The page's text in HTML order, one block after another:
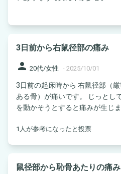
3日前から右鼠径部の痛み
person 20代/女性 - 2025/10/01
3日前の起床時から 右鼠径部（
ある骨）が痛いです。 じっとし
を動かそうとすると痛みが生じま
1人が参考になったと投票
鼠径部から恥骨あたりの痛